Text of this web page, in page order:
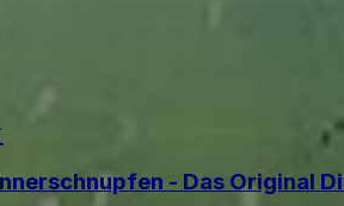
- Das Original